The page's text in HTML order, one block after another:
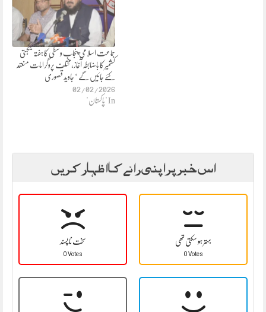
جماعت اسلامی پنجاب وسطی کا ہفتہ یکجہتی
کشمیر کا باضابطہ آغاز،مختلف پروگرامات منعقد
کئے جائیں گے ‘ جاوید قصوری
02/02/2026
In "پاکستان"
اس خبر پر اپنی رائے کا اظہار کریں
سخت نا پسند
0 Votes
بہتر ہو سکتی تھی
0 Votes